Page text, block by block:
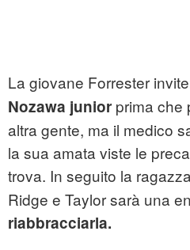
La giovane Forrester
Nozawa junior prima che
altra gente, ma il medico
la sua amata viste le
trova. In seguito la
Ridge e Taylor sarà una
riabbracciarla.